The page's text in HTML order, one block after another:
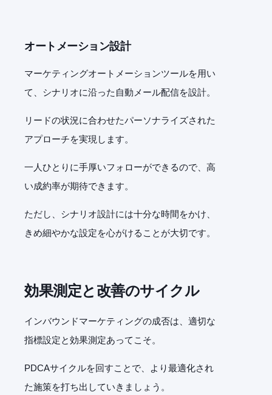
オートメーション設計
マーケティングオートメーションツールを用い
て、シナリオに沿った自動メール配信を設計。
リードの状況に合わせたパーソナライズされた
アプローチを実現します。
一人ひとりに手厚いフォローができるので、高
い成約率が期待できます。
ただし、シナリオ設計には十分な時間をかけ、
きめ細やかな設定を心がけることが大切です。
効果測定と改善のサイクル
インバウンドマーケティングの成否は、適切な
指標設定と効果測定あってこそ。
PDCAサイクルを回すことで、より最適化され
た施策を打ち出していきましょう。